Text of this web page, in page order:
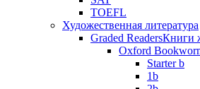
TOEFL
Художественная литература
Graded ReadersКниги
Oxford
Starter b
1b